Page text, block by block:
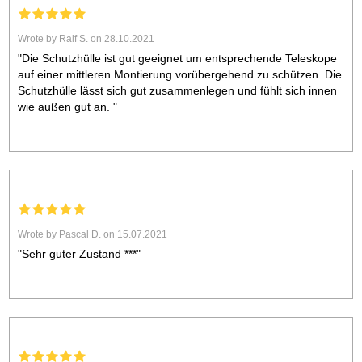
Wrote by Ralf S. on 28.10.2021
"Die Schutzhülle ist gut geeignet um entsprechende Teleskope
auf einer mittleren Montierung vorübergehend zu schützen. Die
Schutzhülle lässt sich gut zusammenlegen und fühlt sich innen
wie außen gut an. "
Wrote by Pascal D. on 15.07.2021
"Sehr guter Zustand ***"